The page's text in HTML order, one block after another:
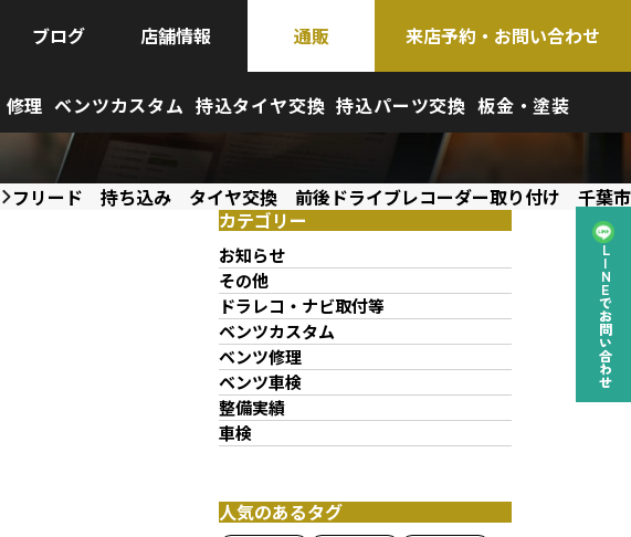
ブログ 店舗情報 通販 来店予約・お問い合わせ
修理 ベンツカスタム 持込タイヤ交換 持込パーツ交換 板金・塗装
LINEでお問い合わせ
フリード 持ち込み タイヤ交換 前後ドライブレコーダー取り付け 千葉市
カテゴリー
お知らせ
その他
ドラレコ・ナビ取付等
ベンツカスタム
ベンツ修理
ベンツ車検
整備実績
車検
人気のあるタグ